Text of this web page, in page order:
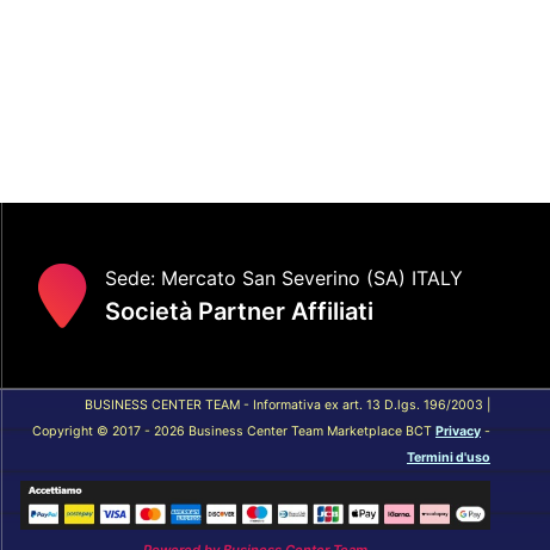
Sede: Mercato San Severino (SA) ITALY
Società Partner Affiliati
BUSINESS CENTER TEAM - Informativa ex art. 13 D.lgs. 196/2003 |
Copyright © 2017 - 2026 Business Center Team Marketplace BCT Privacy-
Termini d'uso